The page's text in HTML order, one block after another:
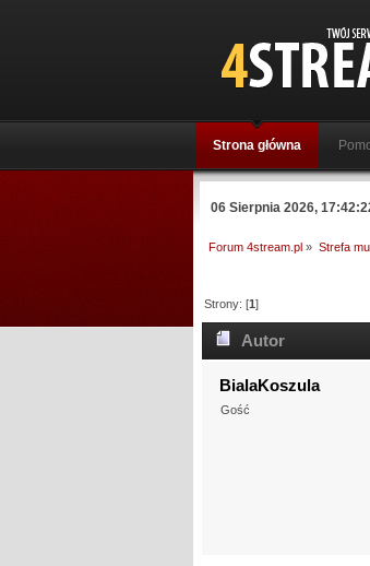
Strona główna
06 Sierpnia 2026,
Forum 4stream.pl » Strefa
Strony: [1]
Autor
BialaKoszula
Gość